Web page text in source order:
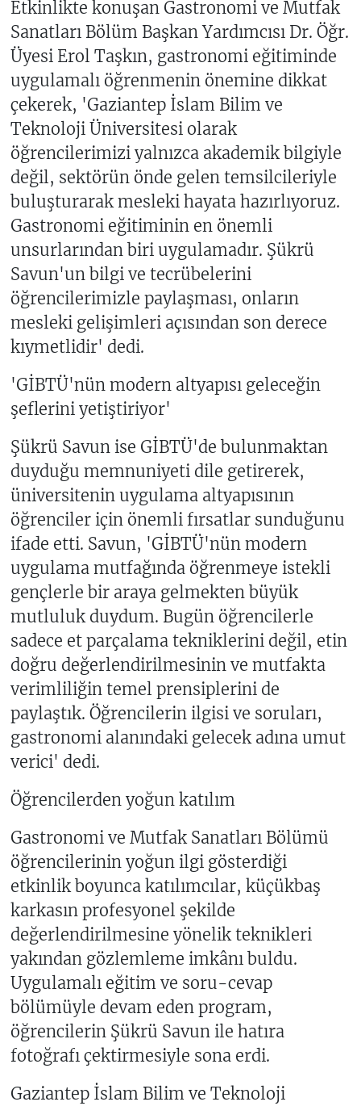
Etkinlikte konuşan Gastronomi ve Mutfak
Sanatları Bölüm Başkan Yardımcısı Dr. Öğr.
Üyesi Erol Taşkın, gastronomi eğitiminde
uygulamalı öğrenmenin önemine dikkat
çekerek, 'Gaziantep İslam Bilim ve
Teknoloji Üniversitesi olarak
öğrencilerimizi yalnızca akademik bilgiyle
değil, sektörün önde gelen temsilcileriyle
buluşturarak mesleki hayata hazırlıyoruz.
Gastronomi eğitiminin en önemli
unsurlarından biri uygulamadır. Şükrü
Savun'un bilgi ve tecrübelerini
öğrencilerimizle paylaşması, onların
mesleki gelişimleri açısından son derece
kıymetlidir' dedi.
'GİBTÜ'nün modern altyapısı geleceğin
şeflerini yetiştiriyor'
Şükrü Savun ise GİBTÜ'de bulunmaktan
duyduğu memnuniyeti dile getirerek,
üniversitenin uygulama altyapısının
öğrenciler için önemli fırsatlar sunduğunu
ifade etti. Savun, 'GİBTÜ'nün modern
uygulama mutfağında öğrenmeye istekli
gençlerle bir araya gelmekten büyük
mutluluk duydum. Bugün öğrencilerle
sadece et parçalama tekniklerini değil, etin
doğru değerlendirilmesinin ve mutfakta
verimliliğin temel prensiplerini de
paylaştık. Öğrencilerin ilgisi ve soruları,
gastronomi alanındaki gelecek adına umut
verici' dedi.
Öğrencilerden yoğun katılım
Gastronomi ve Mutfak Sanatları Bölümü
öğrencilerinin yoğun ilgi gösterdiği
etkinlik boyunca katılımcılar, küçükbaş
karkasın profesyonel şekilde
değerlendirilmesine yönelik teknikleri
yakından gözlemleme imkânı buldu.
Uygulamalı eğitim ve soru-cevap
bölümüyle devam eden program,
öğrencilerin Şükrü Savun ile hatıra
fotoğrafı çektirmesiyle sona erdi.
Gaziantep İslam Bilim ve Teknoloji